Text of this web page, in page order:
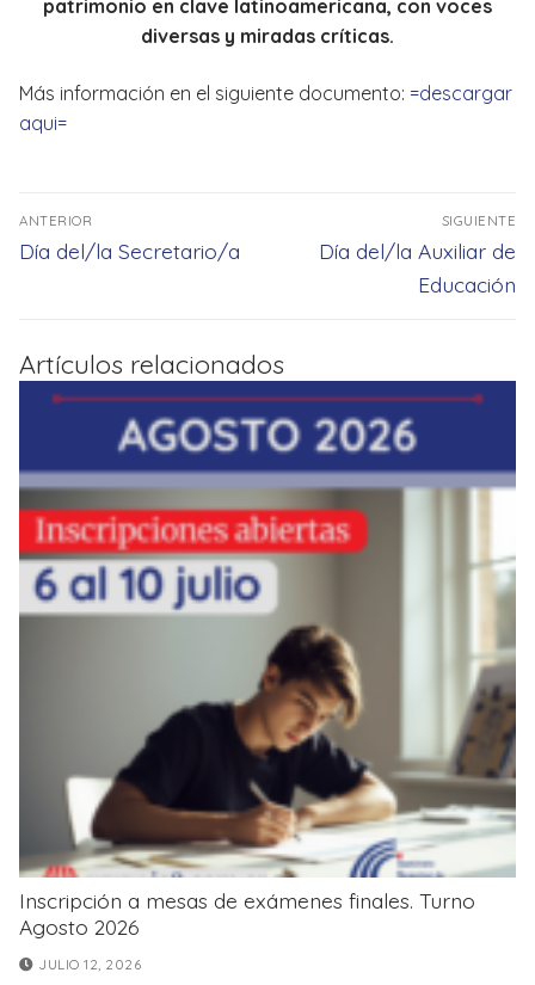
patrimonio en clave latinoamericana, con voces
diversas y miradas críticas.
Más información en el siguiente documento: =descargar
aqui=
Navegación
de
ANTERIOR
Entrada
Día del/la Secretario/a
SIGUIENTE
Entrada
Día del/la Auxiliar de
Educación
Artículos relacionados
Inscripción a mesas de exámenes finales. Turno
Agosto 2026
JULIO 12, 2026